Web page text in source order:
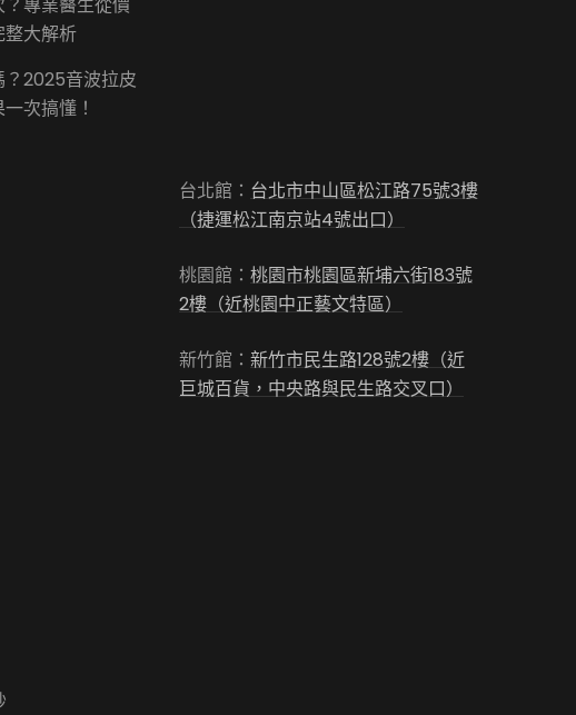
大解析
2025音波拉皮
次搞懂！
台北館： 台北市中山區松江路75號3樓
（捷運松江南京站4號出口）
桃園館： 桃園市桃園區新埔六街183號
2樓（近桃園中正藝文特區）
新竹館： 新竹市民生路128號2樓（近
巨城百貨，中央路與民生路交叉口）